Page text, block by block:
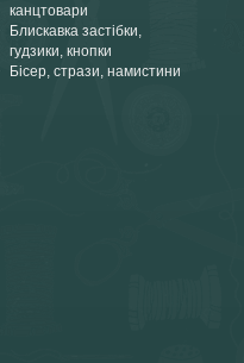
канцтовари
Блискавка застібки,
гудзики, кнопки
Бісер, стрази, намистини